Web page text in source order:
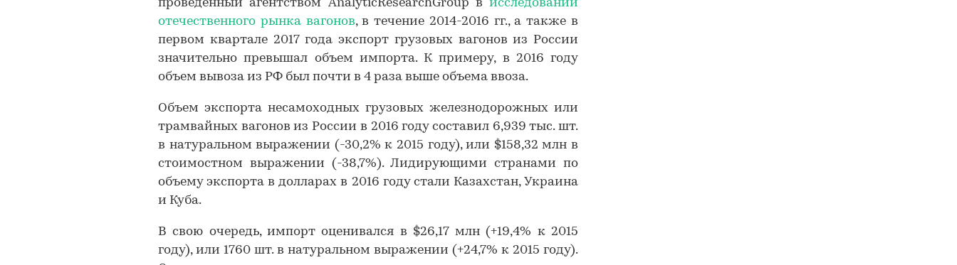
проведенный агентством AnalyticResearchGroup в исследовании
отечественного рынка вагонов, в течение 2014-2016 гг., а также в
первом квартале 2017 года экспорт грузовых вагонов из России
значительно превышал объем импорта. К примеру, в 2016 году
объем вывоза из РФ был почти в 4 раза выше объема ввоза.
Объем экспорта несамоходных грузовых железнодорожных или
трамвайных вагонов из России в 2016 году составил 6,939 тыс. шт.
в натуральном выражении (-30,2% к 2015 году), или $158,32 млн в
стоимостном выражении (-38,7%). Лидирующими странами по
объему экспорта в долларах в 2016 году стали Казахстан, Украина
и Куба.
В свою очередь, импорт оценивался в $26,17 млн (+19,4% к 2015
году), или 1760 шт. в натуральном выражении (+24,7% к 2015 году).